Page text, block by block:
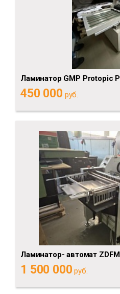
Ламинатор GMP Protopic
450 000 руб.
Ламинатор- автомат
1 500 000 руб.